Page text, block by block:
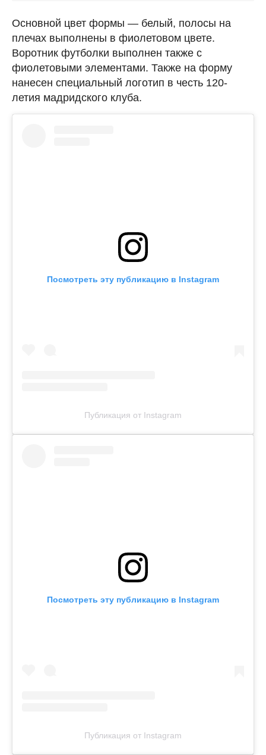
Основной цвет формы — белый, полосы на
плечах выполнены в фиолетовом цвете.
Воротник футболки выполнен также с
фиолетовыми элементами. Также на форму
нанесен специальный логотип в честь 120-
летия мадридского клуба.
Посмотреть эту публикацию в Instagram
Публикация от Instagram
Посмотреть эту публикацию в Instagram
Публикация от Instagram